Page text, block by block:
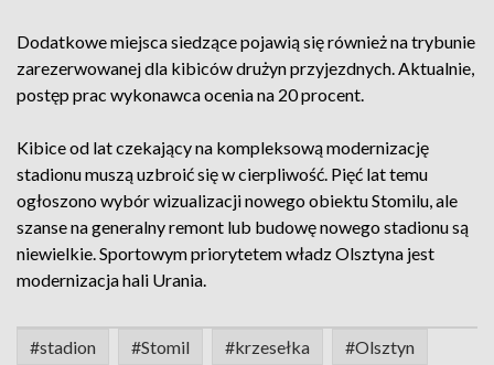
Dodatkowe miejsca siedzące pojawią się również na trybunie
zarezerwowanej dla kibiców drużyn przyjezdnych. Aktualnie,
postęp prac wykonawca ocenia na 20 procent.
Kibice od lat czekający na kompleksową modernizację
stadionu muszą uzbroić się w cierpliwość. Pięć lat temu
ogłoszono wybór wizualizacji nowego obiektu Stomilu, ale
szanse na generalny remont lub budowę nowego stadionu są
niewielkie. Sportowym priorytetem władz Olsztyna jest
modernizacja hali Urania.
#stadion #Stomil #krzesełka #Olsztyn